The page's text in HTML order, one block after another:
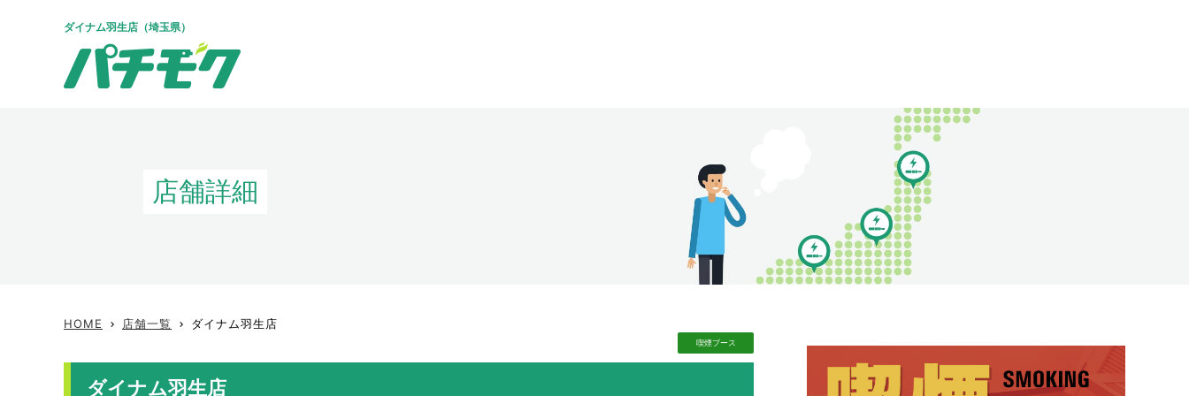
ダイナム羽生店（埼玉県）
店舗詳細
HOME keyboard_arrow_right 店舗一覧 keyboard_arrow_right ダイナム羽生店
喫煙ブース
ダイナム羽生店